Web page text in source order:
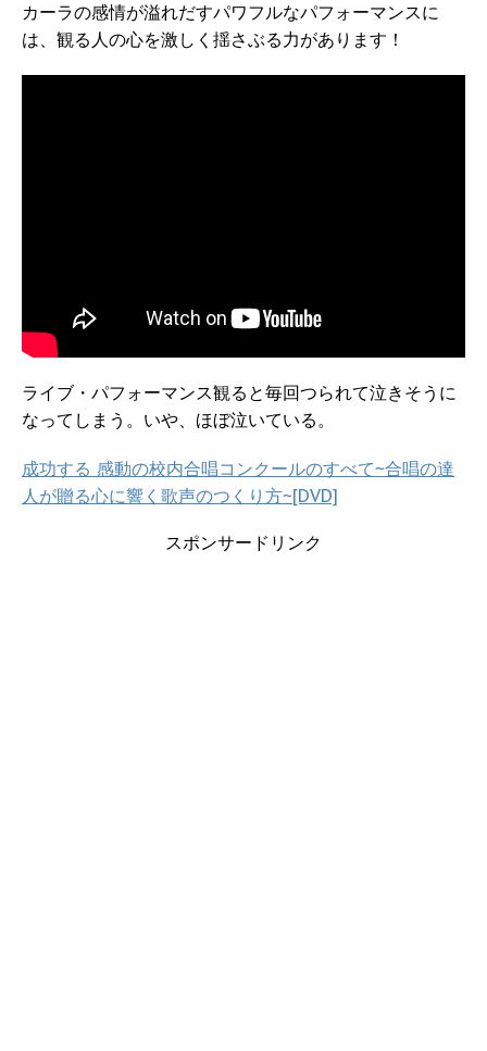
カーラの感情が溢れだすパワフルなパフォーマンスに
は、観る人の心を激しく揺さぶる力があります！
ライブ・パフォーマンス観ると毎回つられて泣きそうに
なってしまう。いや、ほぼ泣いている。
成功する 感動の校内合唱コンクールのすべて~合唱の達
人が贈る心に響く歌声のつくり方~[DVD]
スポンサードリンク